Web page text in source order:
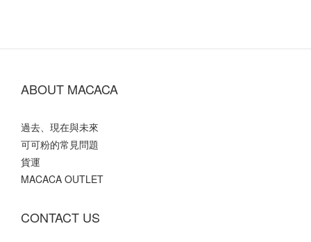
ABOUT MACACA
過去、現在與未來
可可粉的常見問題
貨運
MACACA OUTLET
CONTACT US